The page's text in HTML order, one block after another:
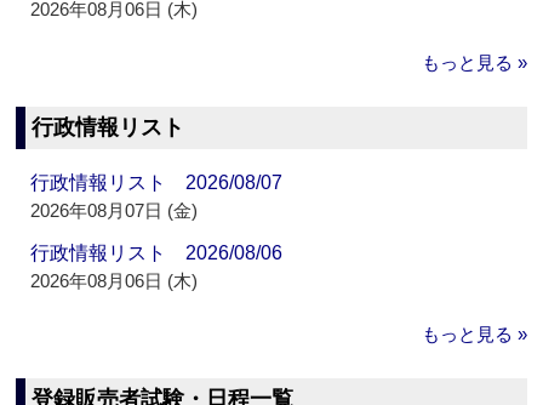
2026年08月06日 (木)
もっと見る »
行政情報リスト
行政情報リスト 2026/08/07
2026年08月07日 (金)
行政情報リスト 2026/08/06
2026年08月06日 (木)
もっと見る »
登録販売者試験・日程一覧